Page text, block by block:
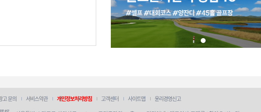
고 문의 서비스약관 개인정보처리방침 고객센터 사이트맵 윤리경영신고